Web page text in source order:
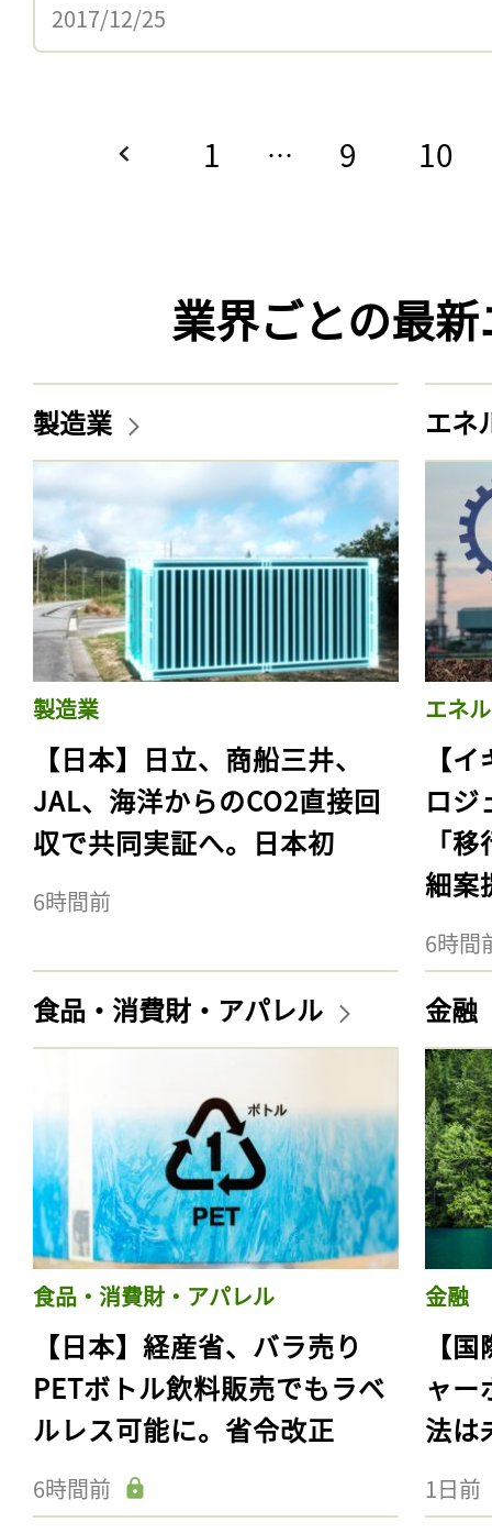
2017/12/25
1 … 9 10
業界ごとの最
製造業
製造業
【日本】日立、商船三井、
JAL、海洋からのCO2直接回
収で共同実証へ。日本初
6時間前
エネ
エネ
【
ロジ
「
細案
6時間
食品・消費財・アパレル
食品・消費財・アパレル
【日本】経産省、バラ売り
PETボトル飲料販売でもラベ
ルレス可能に。省令改正
6時間前
金融
金融
【
ャー
法は
1日前